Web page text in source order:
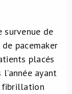
survenue de
pacemaker
placés
ayant
fibrillation